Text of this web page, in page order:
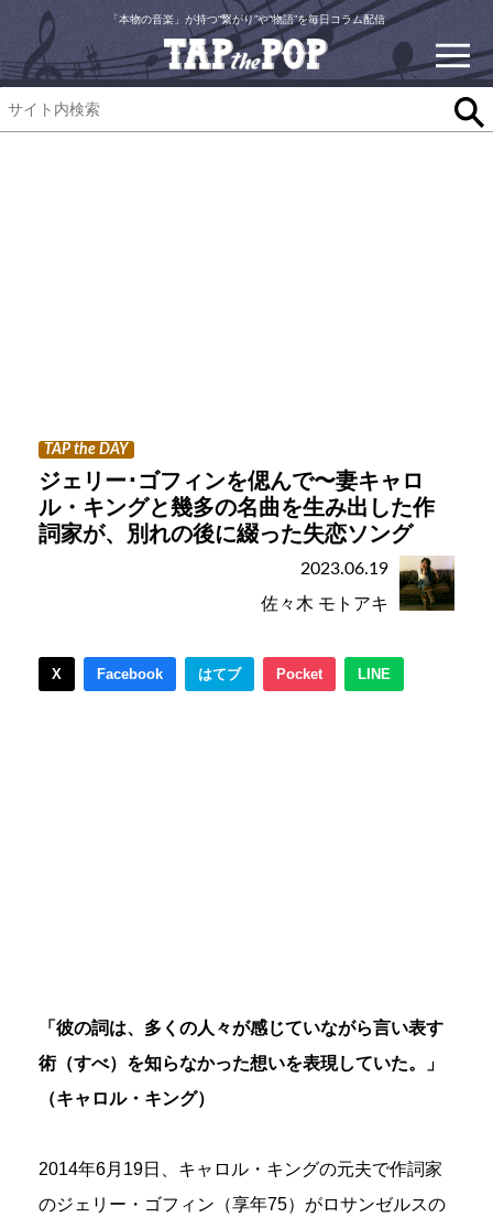
「本物の音楽」が持つ“繋がり”や“物語”を毎日コラム配信
TAP the DAY
ジェリー･ゴフィンを偲んで〜妻キャロ
ル・キングと幾多の名曲を生み出した作
詞家が、別れの後に綴った失恋ソング
2023.06.19
佐々木 モトアキ
X Facebook はてブ Pocket LINE
「彼の詞は、多くの人々が感じていながら言い表す
術（すべ）を知らなかった想いを表現していた。」
（キャロル・キング）
2014年6月19日、キャロル・キングの元夫で作詞家
のジェリー・ゴフィン（享年75）がロサンゼルスの